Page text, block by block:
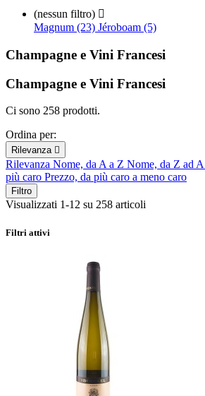
(nessun filtro) 
Magnum (23) Jéroboam (5)
Champagne e Vini Francesi
Champagne e Vini Francesi
Ci sono 258 prodotti.
Ordina per:
Rilevanza 
Rilevanza Nome, da A a Z Nome, da Z ad A
più caro Prezzo, da più caro a meno caro
Filtro
Visualizzati 1-12 su 258 articoli
Filtri attivi